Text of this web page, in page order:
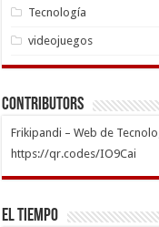
Tecnología
videojuegos
Contributors
Frikipandi – Web de
https://qr.codes/IO9Cai
El Tiempo